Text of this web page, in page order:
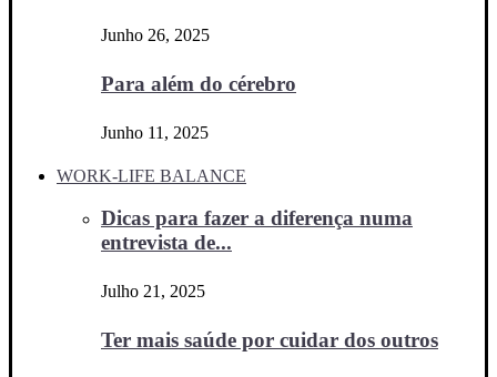
Junho 26, 2025
Para além do cérebro
Junho 11, 2025
WORK-LIFE BALANCE
Dicas para fazer a diferença numa
entrevista de...
Julho 21, 2025
Ter mais saúde por cuidar dos outros